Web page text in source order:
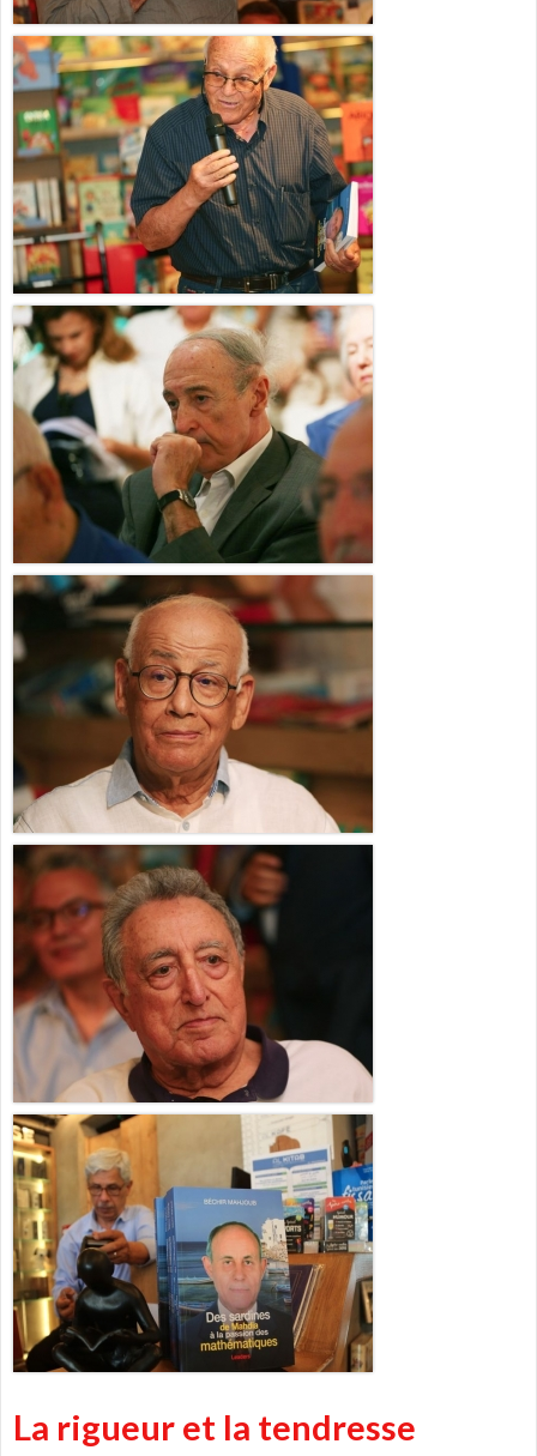
La rigueur et la tendresse